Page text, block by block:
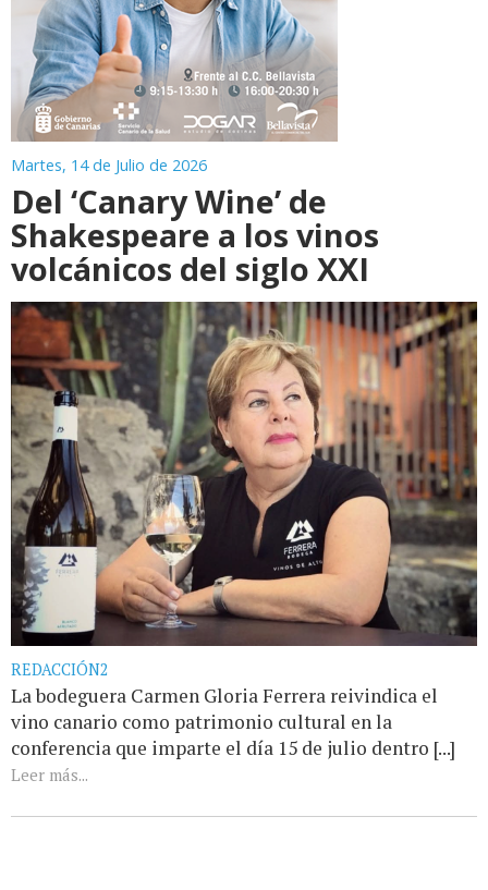
Martes, 14 de Julio de 2026
Del ‘Canary Wine’ de
Shakespeare a los vinos
volcánicos del siglo XXI
REDACCIÓN2
La bodeguera Carmen Gloria Ferrera reivindica el
vino canario como patrimonio cultural en la
conferencia que imparte el día 15 de julio dentro [...]
Leer más...